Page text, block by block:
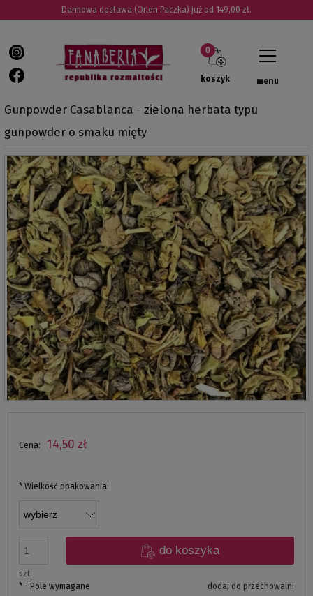
Darmowa dostawa (Orlen Paczka) już od 149,00 zł.
koszyk menu
Gunpowder Casablanca - zielona herbata typu
gunpowder o smaku mięty
Cena: 14,50 zł
* Wielkość opakowania:
szt.
do koszyka
dodaj do przechowalni
* - Pole wymagane